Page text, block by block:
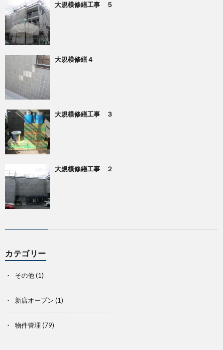
大規模修繕工事 ５
大規模修繕４
大規模修繕工事 ３
大規模修繕工事 ２
カテゴリー
その他(1)
新店オープン (1)
物件管理 (79)